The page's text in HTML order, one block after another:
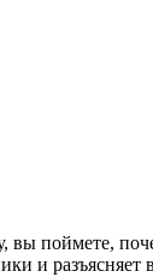
вы поймете,
и разъясняет